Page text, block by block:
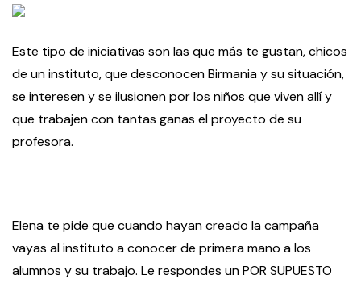
Este tipo de iniciativas son las que más te gustan, chicos
de un instituto, que desconocen Birmania y su situación,
se interesen y se ilusionen por los niños que viven allí y
que trabajen con tantas ganas el proyecto de su
profesora.
Elena te pide que cuando hayan creado la campaña
vayas al instituto a conocer de primera mano a los
alumnos y su trabajo. Le respondes un POR SUPUESTO